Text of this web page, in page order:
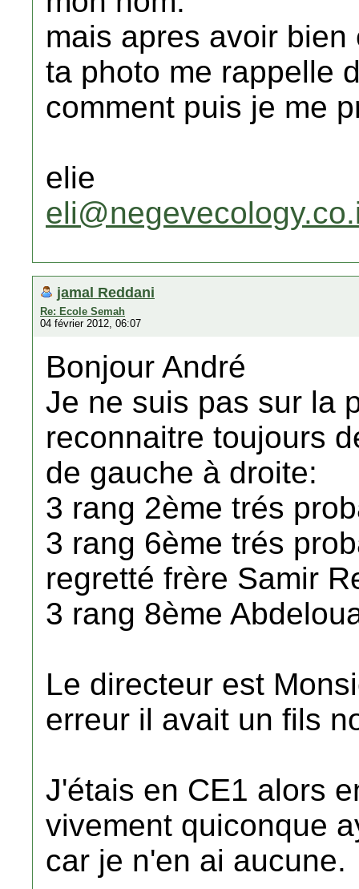
mais apres avoir
ta photo me rappelle
comment puis je me
elie
jamal Reddani
Re: Ecole Semah
04 février 2012, 06:07
Bonjour André
Je ne suis pas sur la
reconnaitre toujours
de gauche à droite:
3 rang 2ème trés
3 rang 6ème trés
regretté frère Samir
3 rang 8ème
Le directeur est
erreur il avait un fils
J'étais en CE1 alors
vivement quiconque
car je n'en ai aucune.